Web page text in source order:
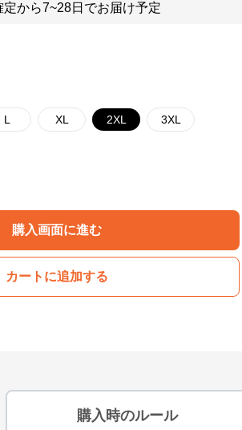
定から7~28日でお届け予定
L XL 2XL 3XL
購入画面に進む
カートに追加する
購入時のルール